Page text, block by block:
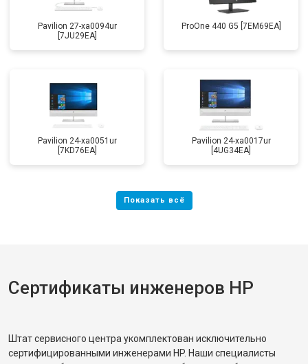
Pavilion 27-xa0094ur
[7JU29EA]
ProOne 440 G5 [7EM69EA]
Pavilion 24-xa0051ur
[7KD76EA]
Pavilion 24-xa0017ur
[4UG34EA]
Сертификаты инженеров HP
Штат сервисного центра укомплектован исключительно
сертифицированными инженерами HP. Наши специалисты